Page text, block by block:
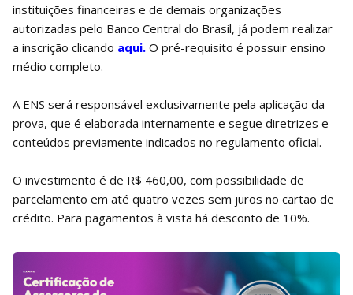
instituições financeiras e de demais organizações
autorizadas pelo Banco Central do Brasil, já podem realizar
a inscrição clicando aqui. O pré-requisito é possuir ensino
médio completo.
A ENS será responsável exclusivamente pela aplicação da
prova, que é elaborada internamente e segue diretrizes e
conteúdos previamente indicados no regulamento oficial.
O investimento é de R$ 460,00, com possibilidade de
parcelamento em até quatro vezes sem juros no cartão de
crédito. Para pagamentos à vista há desconto de 10%.